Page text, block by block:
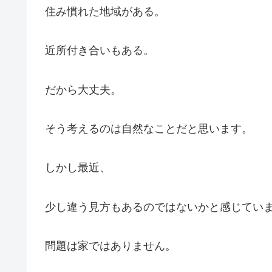
住み慣れた地域がある。
近所付き合いもある。
だから大丈夫。
そう考えるのは自然なことだと思います。
しかし最近、
少し違う見方もあるのではないかと感じてい
問題は家ではありません。